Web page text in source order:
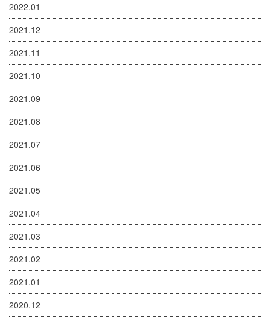
2022.01
2021.12
2021.11
2021.10
2021.09
2021.08
2021.07
2021.06
2021.05
2021.04
2021.03
2021.02
2021.01
2020.12